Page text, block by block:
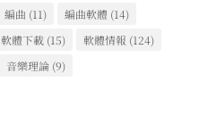
編曲 (11) 編曲軟體 (14)
軟體下載(15) 軟體情報 (124)
音樂理論(9)